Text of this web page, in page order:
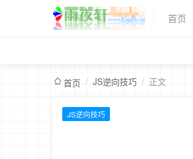
首页
首页 / JS逆向技巧 / 正文
JS逆向技巧